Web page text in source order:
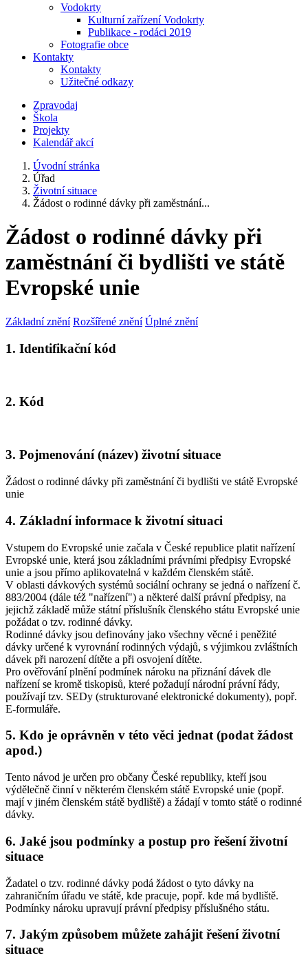
Vodokrty
Kulturní zařízení Vodokrty
Publikace - rodáci 2019
Fotografie obce
Kontakty
Kontakty
Užitečné odkazy
Zpravodaj
Škola
Projekty
Kalendář akcí
Úvodní stránka
Úřad
Životní situace
Žádost o rodinné dávky při zaměstnání...
Žádost o rodinné dávky při
zaměstnání či bydlišti ve státě
Evropské unie
Základní znění Rozšířené znění Úplné znění
1. Identifikační kód
2. Kód
3. Pojmenování (název) životní situace
Žádost o rodinné dávky při zaměstnání či bydlišti ve státě Evropské
unie
4. Základní informace k životní situaci
Vstupem do Evropské unie začala v České republice platit nařízení
Evropské unie, která jsou základními právními předpisy Evropské
unie a jsou přímo aplikovatelná v každém členském státě.
V oblasti dávkových systémů sociální ochrany se jedná o nařízení č.
883/2004 (dále též "nařízení") a některé další právní předpisy, na
jejichž základě může státní příslušník členského státu Evropské unie
požádat o tzv. rodinné dávky.
Rodinné dávky jsou definovány jako všechny věcné i peněžité
dávky určené k vyrovnání rodinných výdajů, s výjimkou zvláštních
dávek při narození dítěte a při osvojení dítěte.
Pro ověřování plnění podmínek nároku na přiznání dávek dle
nařízení se kromě tiskopisů, které požadují národní právní řády,
používají tzv. SEDy (strukturované elektronické dokumenty), popř.
E-formuláře.
5. Kdo je oprávněn v této věci jednat (podat žádost
apod.)
Tento návod je určen pro občany České republiky, kteří jsou
výdělečně činní v některém členském státě Evropské unie (popř.
mají v jiném členském státě bydliště) a žádají v tomto státě o rodinné
dávky.
6. Jaké jsou podmínky a postup pro řešení životní
situace
Žadatel o tzv. rodinné dávky podá žádost o tyto dávky na
zahraničním úřadu ve státě, kde pracuje, popř. kde má bydliště.
Podmínky nároku upravují právní předpisy příslušného státu.
7. Jakým způsobem můžete zahájit řešení životní
situace